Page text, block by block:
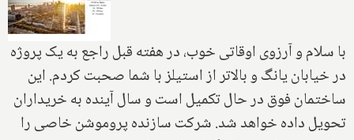
با سلام و آرزوی اوقاتی خوب، در هفته قبل راجع به یک پروژه
در خیابان یانگ و بالاتر از استیلز با شما صحبت کردم. این
ساختمان فوق در حال تکمیل است و سال آینده به خریداران
تحویل داده خواهد شد. شرکت سازنده پروموشن خاصی را